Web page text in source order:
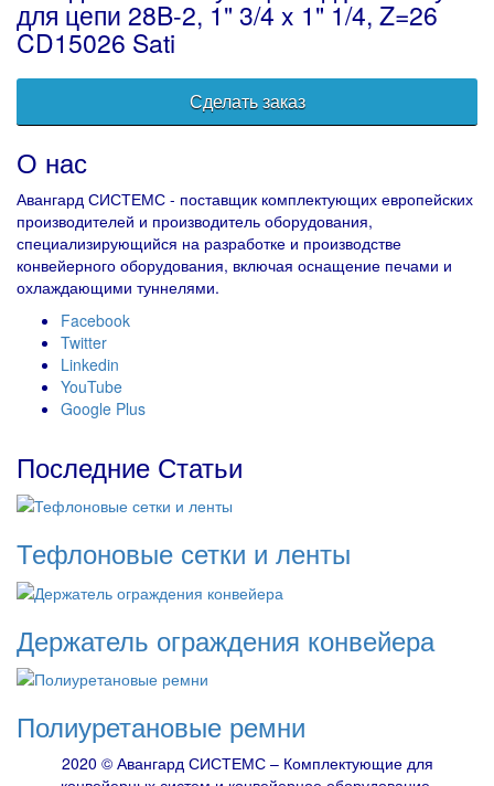
для цепи 28B-2, 1" 3/4 x 1" 1/4, Z=26
CD15026 Sati
Сделать заказ
О нас
Авангард СИСТЕМС - поставщик комплектующих европейских
производителей и производитель оборудования,
специализирующийся на разработке и производстве
конвейерного оборудования, включая оснащение печами и
охлаждающими туннелями.
Facebook
Twitter
Linkedin
YouTube
Google Plus
Последние Статьи
Тефлоновые сетки и ленты
Держатель ограждения конвейера
Полиуретановые ремни
2020 © Авангард СИСТЕМС – Комплектующие для